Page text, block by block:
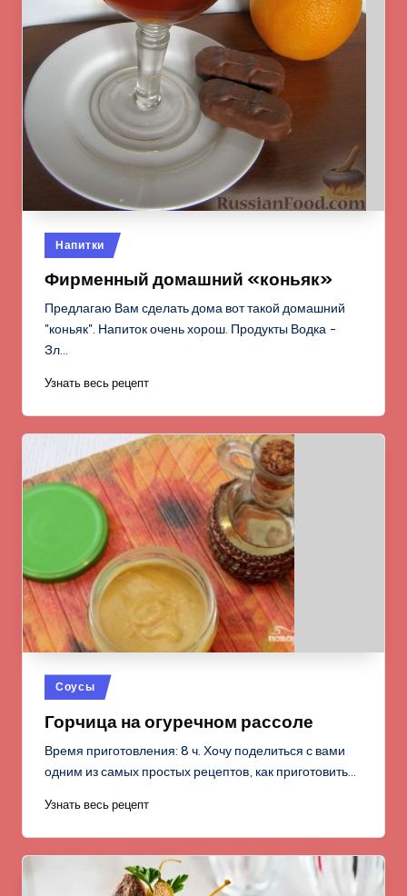
Опубликовано
в
Напитки
Фирменный домашний «коньяк»
Предлагаю Вам сделать дома вот такой домашний
"коньяк". Напиток очень хорош. Продукты Водка -
3л…
Узнать весь рецепт
Опубликовано
в
Соусы
Горчица на огуречном рассоле
Время приготовления: 8 ч. Хочу поделиться с вами
одним из самых простых рецептов, как приготовить…
Узнать весь рецепт